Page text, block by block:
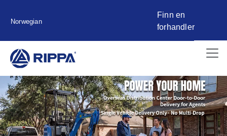
Norwegian
Finn en
forhandler